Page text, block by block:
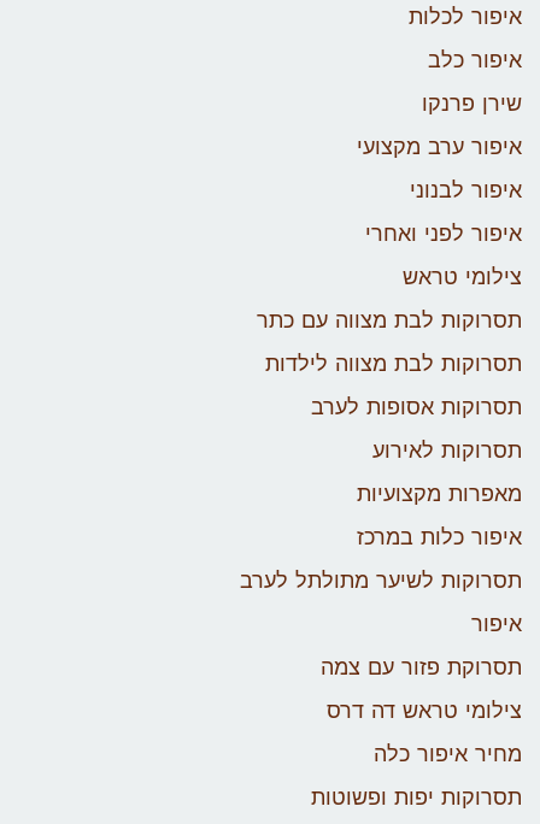
איפור לכלות
איפור כלב
שירן פרנקו
איפור ערב מקצועי
איפור לבנוני
איפור לפני ואחרי
צילומי טראש
תסרוקות לבת מצווה עם כתר
תסרוקות לבת מצווה לילדות
תסרוקות אסופות לערב
תסרוקות לאירוע
מאפרות מקצועיות
איפור כלות במרכז
תסרוקות לשיער מתולתל לערב
איפור
תסרוקת פזור עם צמה
צילומי טראש דה דרס
מחיר איפור כלה
תסרוקות יפות ופשוטות